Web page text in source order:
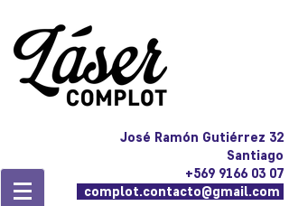
José Ramón Gutiérrez 32
Santiago
+569 9166 03 07
complot.contacto@gmail.com